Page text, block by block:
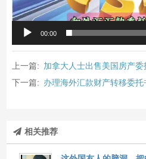
00:00
上一篇: 加拿大人士出售美国房产
下一篇: 办理海外汇款财产转移委
相关推荐